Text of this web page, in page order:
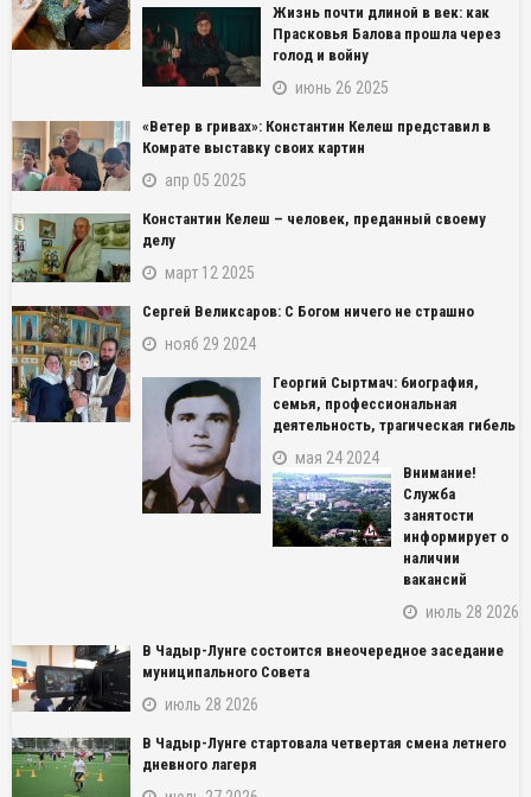
Жизнь почти длиной в век: как
Прасковья Балова прошла через
голод и войну
июнь 26 2025
«Ветер в гривах»: Константин Келеш представил в
Комрате выставку своих картин
апр 05 2025
Константин Келеш – человек, преданный своему
делу
март 12 2025
Сергей Великсаров: С Богом ничего не страшно
нояб 29 2024
Георгий Сыртмач: биография,
семья, профессиональная
деятельность, трагическая гибель
мая 24 2024
Внимание!
Служба
занятости
информирует о
наличии
вакансий
июль 28 2026
В Чадыр-Лунге состоится внеочередное заседание
муниципального Совета
июль 28 2026
В Чадыр-Лунге стартовала четвертая смена летнего
дневного лагеря